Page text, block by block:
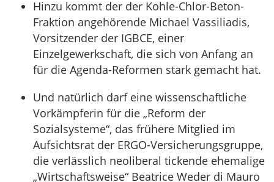
Hinzu kommt der der Kohle-Chlor-Beton-
Fraktion angehörende Michael Vassiliadis,
Vorsitzender der IGBCE, einer
Einzelgewerkschaft, die sich von Anfang an
für die Agenda-Reformen stark gemacht hat.
Und natürlich darf eine wissenschaftliche
Vorkämpferin für die „Reform der
Sozialsysteme“, das frühere Mitglied im
Aufsichtsrat der ERGO-Versicherungsgruppe,
die verlässlich neoliberal tickende ehemalige
„Wirtschaftsweise“ Beatrice Weder di Mauro